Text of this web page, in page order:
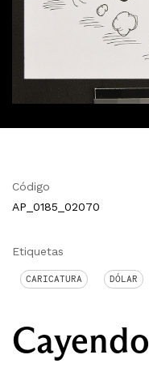
Código
AP_0185_02070
Etiquetas
CARICATURA DÓLAR
Cayendo